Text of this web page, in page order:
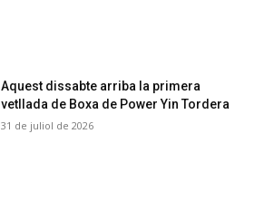
Aquest dissabte arriba la primera
vetllada de Boxa de Power Yin Tordera
31 de juliol de 2026